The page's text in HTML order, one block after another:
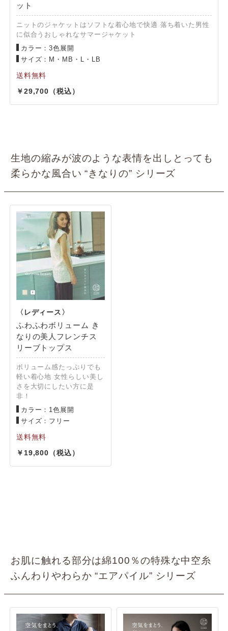
ット
ニットのジャケットはソフトな着心地で快適 落ち着いた男性
に似合うおしゃれなサマージャケット
カラー：3色展開
サイズ：M・MB・L・LB
29,700
生地の縮みが波のような表情を出しとっても
柔らかな風合い “きなりの” シリーズ
ふわふわボリューム き
なりの美人フレンチス
リーブトップス
ボリューム感たっぷりでも
軽い着心地 女性らしい美し
さを大切にしたい方に是
非！
カラー：1色展開
サイズ：フリー
19,800
お肌に触れる部分は綿100％の特殊な中空糸
ふんわりやわらか “エアパイル” シリーズ